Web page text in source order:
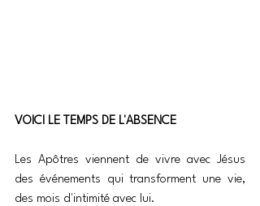
VOICI LE TEMPS DE L'ABSENCE
Les Apôtres viennent de vivre avec Jésus
des événements qui transforment une vie,
des mois d'intimité avec lui.